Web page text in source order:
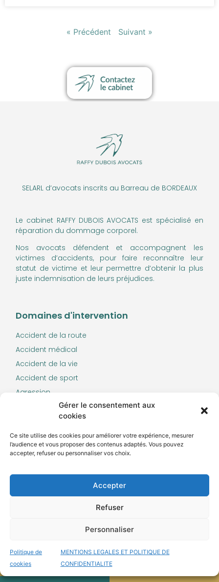
Gérer le consentement aux
cookies
Ce site utilise des cookies pour améliorer votre expérience, mesurer
l’audience et vous proposer des contenus adaptés. Vous pouvez
accepter, refuser ou personnaliser vos choix.
Accepter
Refuser
Personnaliser
Politique de
cookies
MENTIONS LEGALES ET POLITIQUE DE
CONFIDENTIALITE
« Précédent Suivant »
SELARL d’avocats inscrits au Barreau de BORDEAUX
Le cabinet RAFFY DUBOIS AVOCATS est spécialisé en
réparation du dommage corporel.
Nos avocats défendent et accompagnent les
victimes d’accidents, pour faire reconnaître leur
statut de victime et leur permettre d’obtenir la plus
juste indemnisation de leurs préjudices.
Domaines d'intervention
Accident de la route
Accident médical
Accident de la vie
Accident de sport
Agression
Accident du travail
Grand handicap
Contact
TEL : 05.25.32.42.52
© Tous droits réservés –